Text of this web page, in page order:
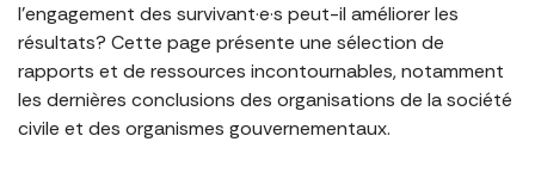
l’engagement des survivant·e·s peut-il améliorer les
résultats? Cette page présente une sélection de
rapports et de ressources incontournables, notamment
les dernières conclusions des organisations de la société
civile et des organismes gouvernementaux.